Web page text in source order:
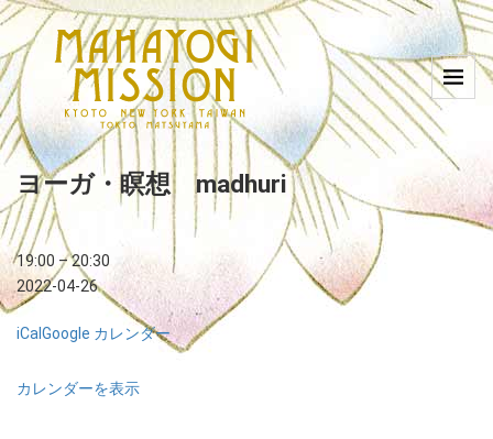
ヨーガ・瞑想 madhuri
19:00 –20:30
2022-04-26
iCal Google カレンダー
カレンダーを表示